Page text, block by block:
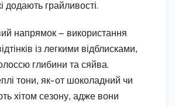
додають грайливості.
напрямок — використання
із легкими відблисками,
глибини та сяйва.
тони, як-от шоколадний чи
хітом сезону, адже вони